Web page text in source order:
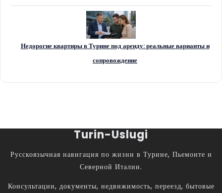
Недорогие квартиры в Турине под аренду: реальные варианты и
сопровождение
Turin-Uslugi
Русскоязычная навигация по жизни в Турине, Пьемонте и
Северной Италии.
Консультации, документы, недвижимость, переезд, бытовые